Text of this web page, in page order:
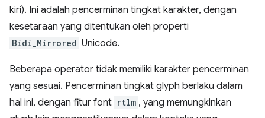
kiri). Ini adalah pencerminan tingkat karakter, dengan
kesetaraan yang ditentukan oleh properti
Bidi_Mirrored Unicode.
Beberapa operator tidak memiliki karakter pencerminan
yang sesuai. Pencerminan tingkat glyph berlaku dalam
hal ini, dengan fitur font rtlm , yang memungkinkan